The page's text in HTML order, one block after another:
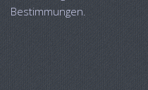
Bestimmungen.